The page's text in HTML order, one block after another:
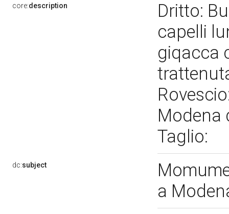
core:description
Dritto:
capelli
giqacca
Modena
Taglio:
dc:subject
a